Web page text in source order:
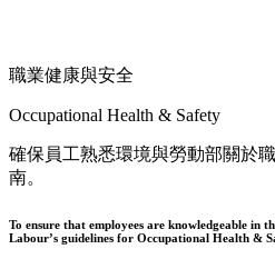
職業健康與安全
Occupational Health & Safety
確保員工熟悉環境與勞動部關於
南。
To ensure that employees are knowledgeable in
Labour’s guidelines for Occupational Health &